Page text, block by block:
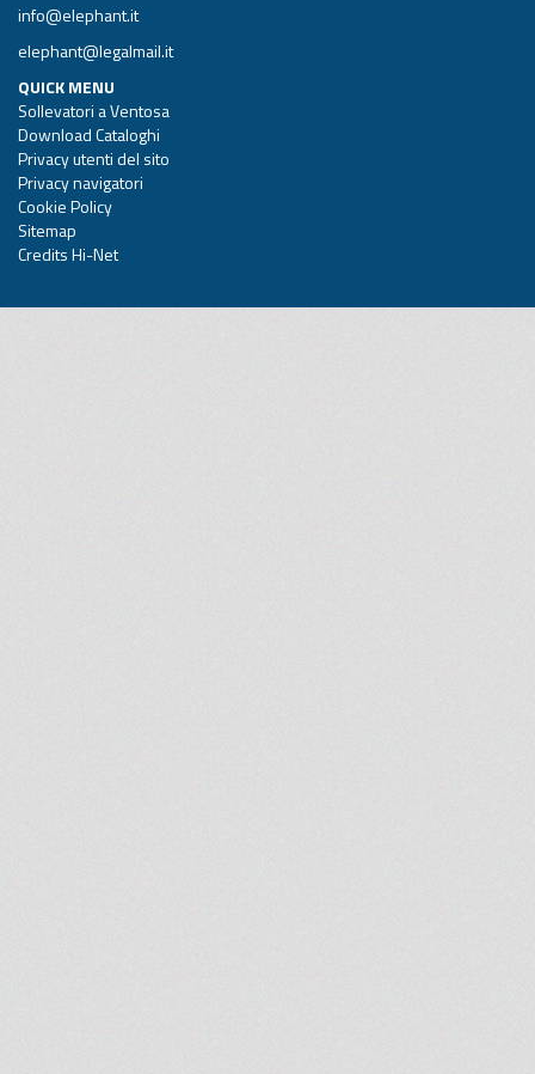
info@elephant.it
elephant@legalmail.it
QUICK MENU
Sollevatori a Ventosa
Download Cataloghi
Privacy utenti del sito
Privacy navigatori
Cookie Policy
Sitemap
Credits Hi-Net